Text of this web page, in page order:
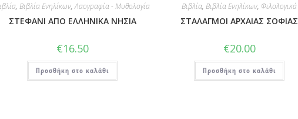
, Βιβλία Ενηλίκων,Λαογραφία - Μυθολογία
ΣΤΕΦΑΝΙ ΑΠΟ ΕΛΛΗΝΙΚΑ ΝΗΣΙΑ
€16.50
Προσθήκη στο καλάθι
Βιβλία,Βιβλία Ενηλίκων, Φιλολογικά
ΣΤΑΛΑΓΜΟΙ ΑΡΧΑΙΑΣ ΣΟΦΙΑΣ
€20.00
Προσθήκη στο καλάθι